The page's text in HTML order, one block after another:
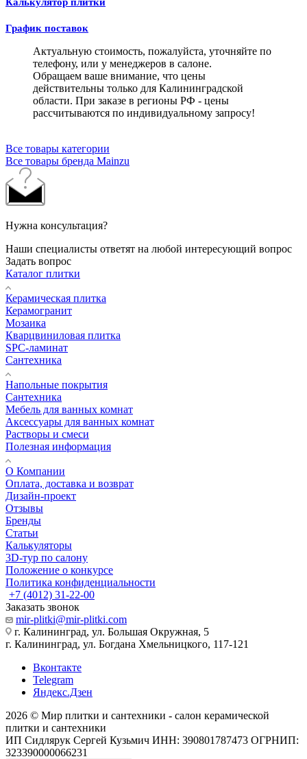
График поставок
Актуальную стоимость, пожалуйста, уточняйте по
телефону, или у менеджеров в салоне.
Обращаем ваше внимание, что цены
действительны только для Калининградской
области. При заказе в регионы РФ - цены
рассчитываются по индивидуальному запросу!
Все товары категории
Все товары бренда Mainzu
Нужна консультация?
Наши специалисты ответят на любой интересующий вопрос
Задать вопрос
Каталог плитки
Керамическая плитка
Керамогранит
Мозаика
Кварцвиниловая плитка
SPC-ламинат
Сантехника
Напольные покрытия
Сантехника
Мебель для ванных комнат
Аксессуары для ванных комнат
Растворы и смеси
Полезная информация
О Компании
Оплата, доставка и возврат
Дизайн-проект
Отзывы
Бренды
Статьи
Калькуляторы
3D-тур по салону
Положение о конкурсе
Политика конфиденциальности
+7 (4012) 31-22-00
Заказать звонок
mir-plitki@mir-plitki.com
г. Калининград, ул. Большая Окружная, 5
г. Калининград, ул. Богдана Хмельницкого, 117-121
Вконтакте
Telegram
Яндекс.Дзен
2026 © Мир плитки и сантехники - салон керамической
плитки и сантехники
ИП Сидлярук Сергей Кузьмич ИНН: 390801787473 ОГРНИП:
323390000066231